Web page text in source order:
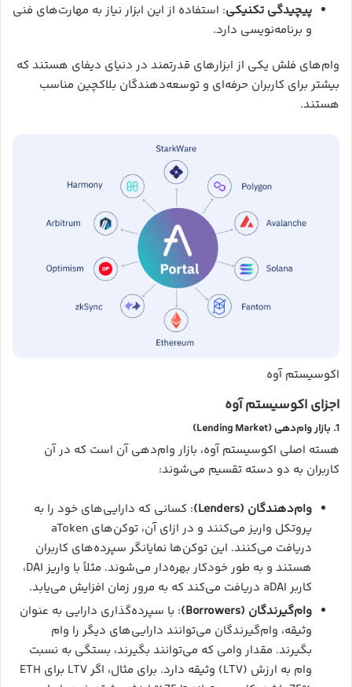
پیچیدگی تکنیکی: استفاده از این ابزار نیاز به مهارت‌های فنی
و برنامه‌نویسی دارد.
وام‌های فلش یکی از ابزارهای قدرتمند در دنیای دیفای هستند که
بیشتر برای کاربران حرفه‌ای و توسعه‌دهندگان بلاکچین مناسب
هستند.
اکوسیستم آوه
اجزای اکوسیستم آوه
1. بازار وام‌دهی (Lending Market)
هسته اصلی اکوسیستم آوه، بازار وام‌دهی آن است که در آن
کاربران به دو دسته تقسیم می‌شوند:
وام‌دهندگان (Lenders)
: کسانی که دارایی‌های خود را به
پروتکل واریز می‌کنند و در ازای آن، توکن‌های aToken
دریافت می‌کنند. این توکن‌ها نمایانگر سپرده‌های کاربران
هستند و به طور خودکار بهره‌دار می‌شوند. مثلاً با واریز DAI،
کاربر aDAI دریافت می‌کند که به مرور زمان افزایش می‌یابد.
وام‌گیرندگان (Borrowers)
: با سپرده‌گذاری دارایی به عنوان
وثیقه، وام‌گیرندگان می‌توانند دارایی‌های دیگر را وام
بگیرند. مقدار وامی که می‌توانند بگیرند، بستگی به نسبت
وام به ارزش (LTV) وثیقه دارد. برای مثال، اگر LTV برای ETH